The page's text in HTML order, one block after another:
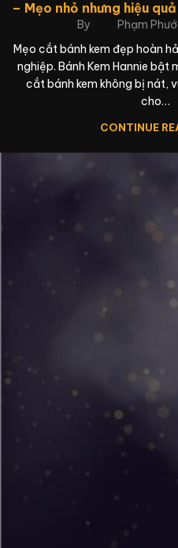
– Mẹo nhỏ nhưng hiệu
By Phạm
Mẹo cắt bánh kem đẹp hoàn
nghiệp. Bánh Kem Hannie
cắt bánh kem không bị nát,
cho…
CONTINUE